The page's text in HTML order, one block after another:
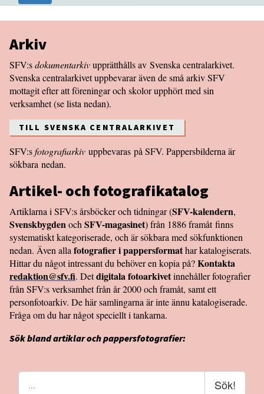
Arkiv
SFV:sdokumentarkivupprätthålls av Svenska centralarkivet.
Svenska centralarkivet uppbevarar även de små arkiv SFV
mottagit efter att föreningar och skolor upphört med sin
verksamhet (se lista nedan).
TILL SVENSKA CENTRALARKIVET
SFV:sfotografiarkiv uppbevaras på SFV. Pappersbilderna är
sökbara nedan.
Artikel- och fotografikatalog
Artiklarna i SFV:s årsböcker och tidningar (SFV-kalendern,
Svenskbygdenoch SFV-magasinet) från 1886 framåt finns
systematiskt kategoriserade, och är sökbara med sökfunktionen
nedan. Även alla fotografier i pappersformathar katalogiserats.
Hittar du något intressant du behöver en kopia på?Kontakta
redaktion@sfv.fi. Detdigitala fotoarkivetinnehåller fotografier
från SFV:s verksamhet från år 2000 och framåt, samt ett
personfotoarkiv. De här samlingarna är inte ännu katalogiserade.
Fråga om du har något speciellt i tankarna.
Sök bland artiklar och pappersfotografier:
Sök!